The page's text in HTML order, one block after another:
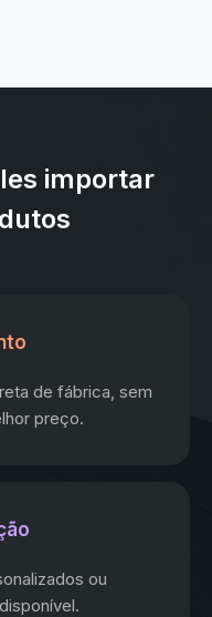
importar
de fábrica, sem
preço.
ou